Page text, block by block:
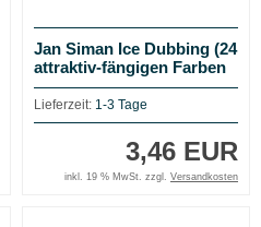
Jan Siman Ice Dubbing (24
attraktiv-fängigen Farben
zur Auswahl)
Lieferzeit: 1-3 Tage
3,46 EUR
inkl. 19 % MwSt. zzgl. Versandkosten